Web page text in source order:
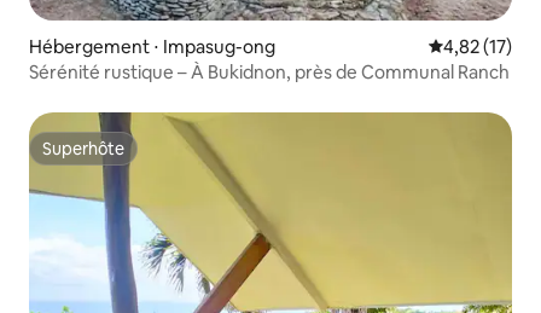
Hébergement ⋅ Impasug-ong Évaluation
4,82 (17)
Sérénité rustique – À Bukidnon, près de Communal Ranch
Superhôte
Superhôte